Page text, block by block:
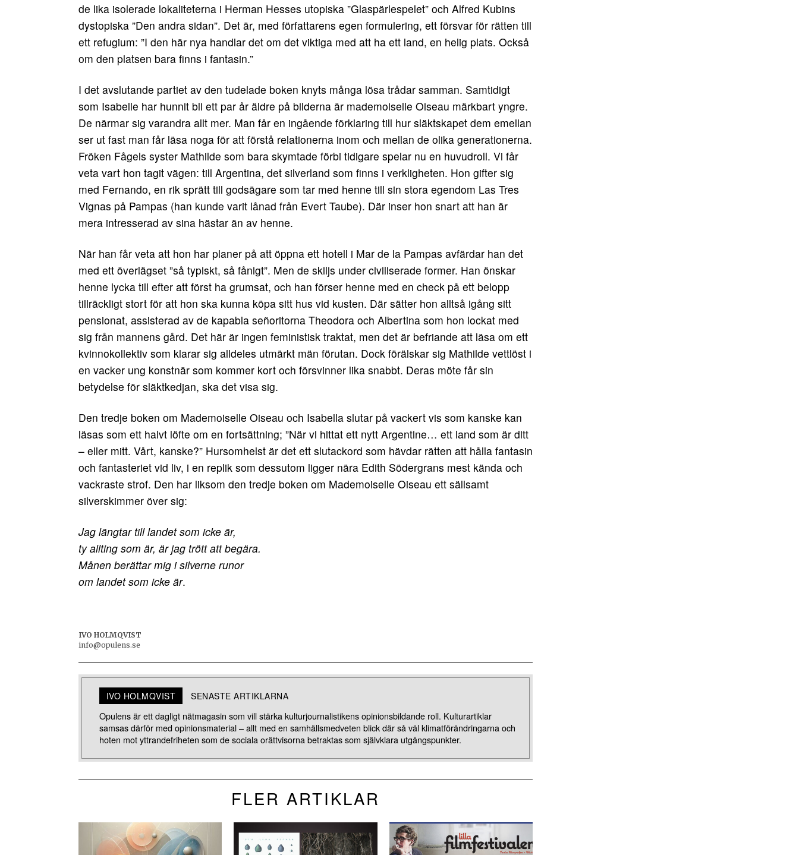
de lika isolerade lokaliteterna i Herman Hesses utopiska ”Glaspärlespelet” och Alfred Kubins
dystopiska ”Den andra sidan”. Det är, med författarens egen formulering, ett försvar för rätten till
ett refugium: ”I den här nya handlar det om det viktiga med att ha ett land, en helig plats. Också
om den platsen bara finns i fantasin.”
I det avslutande partiet av den tudelade boken knyts många lösa trådar samman. Samtidigt
som Isabelle har hunnit bli ett par år äldre på bilderna är mademoiselle Oiseau märkbart yngre.
De närmar sig varandra allt mer. Man får en ingående förklaring till hur släktskapet dem emellan
ser ut fast man får läsa noga för att förstå relationerna inom och mellan de olika generationerna.
Fröken Fågels syster Mathilde som bara skymtade förbi tidigare spelar nu en huvudroll. Vi får
veta vart hon tagit vägen: till Argentina, det silverland som finns i verkligheten. Hon gifter sig
med Fernando, en rik sprätt till godsägare som tar med henne till sin stora egendom Las Tres
Vignas på Pampas (han kunde varit lånad från Evert Taube). Där inser hon snart att han är
mera intresserad av sina hästar än av henne.
När han får veta att hon har planer på att öppna ett hotell i Mar de la Pampas avfärdar han det
med ett överlägset ”så typiskt, så fånigt”. Men de skiljs under civiliserade former. Han önskar
henne lycka till efter att först ha grumsat, och han förser henne med en check på ett belopp
tillräckligt stort för att hon ska kunna köpa sitt hus vid kusten. Där sätter hon alltså igång sitt
pensionat, assisterad av de kapabla señoritorna Theodora och Albertina som hon lockat med
sig från mannens gård. Det här är ingen feministisk traktat, men det är befriande att läsa om ett
kvinnokollektiv som klarar sig alldeles utmärkt män förutan. Dock förälskar sig Mathilde vettlöst i
en vacker ung konstnär som kommer kort och försvinner lika snabbt. Deras möte får sin
betydelse för släktkedjan, ska det visa sig.
Den tredje boken om Mademoiselle Oiseau och Isabella slutar på vackert vis som kanske kan
läsas som ett halvt löfte om en fortsättning; ”När vi hittat ett nytt Argentine… ett land som är ditt
– eller mitt. Vårt, kanske?” Hursomhelst är det ett slutackord som hävdar rätten att hålla fantasin
och fantasteriet vid liv, i en replik som dessutom ligger nära Edith Södergrans mest kända och
vackraste strof. Den har liksom den tredje boken om Mademoiselle Oiseau ett sällsamt
silverskimmer över sig:
Jag längtar till landet som icke är,
ty allting som är, är jag trött att begära.
Månen berättar mig i silverne runor
om landet som icke är.
IVO HOLMQVIST
info@opulens.se
IVO HOLMQVIST SENASTE ARTIKLARNA
Opulens är ett dagligt nätmagasin som vill stärka kulturjournalistikens opinionsbildande roll. Kulturartiklar
samsas därför med opinionsmaterial – allt med en samhällsmedveten blick där så väl klimatförändringarna och
hoten mot yttrandefriheten som de sociala orättvisorna betraktas som självklara utgångspunkter.
FLER ARTIKLAR